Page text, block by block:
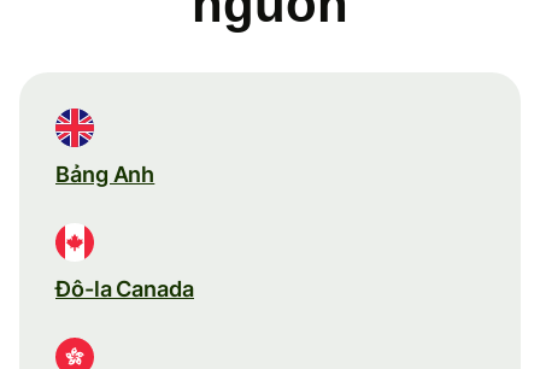
Bảng Anh
Đô-la Canada